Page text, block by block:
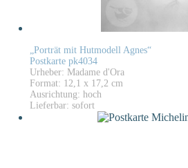
„Porträt mit Hutmodell Agnes“
Postkarte pk4034
Urheber: Madame d'Ora
Format: 12,1 x 17,2 cm
Ausrichtung: hoch
Lieferbar: sofort